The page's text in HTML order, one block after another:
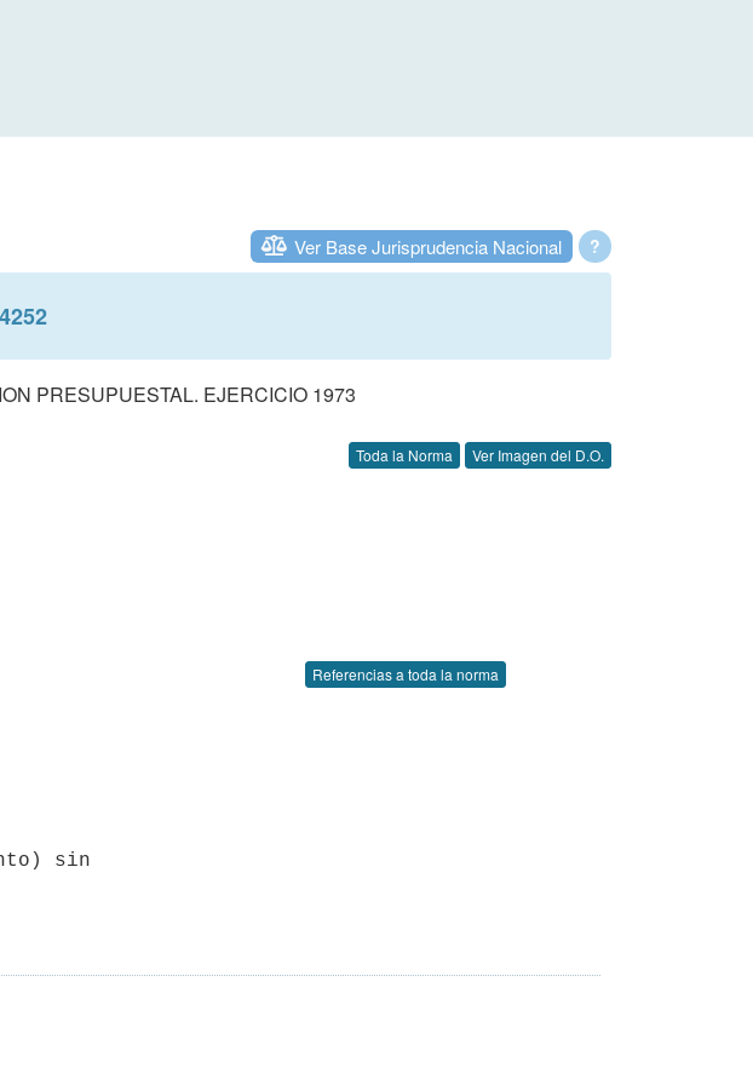
?
Ver Base Jurisprudencia Nacional
PRESUPUESTAL. EJERCICIO 1973
Toda la Norma Ver Imagen del D.O.
Referencias a toda la norma